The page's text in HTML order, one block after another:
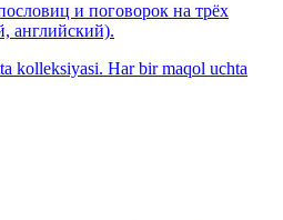
и поговорок на трёх
английский).
kolleksiyasi. Har bir maqol uchta